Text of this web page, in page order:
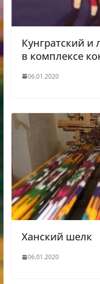
Кунгратский и
в комплексе
06.01.2020
Ханский шелк
06.01.2020